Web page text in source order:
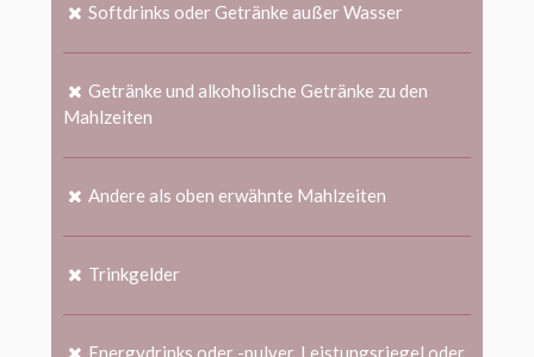
Softdrinks oder Getränke außer Wasser
Getränke und alkoholische Getränke zu den
Mahlzeiten
Andere als oben erwähnte Mahlzeiten
Trinkgelder
Energydrinks oder -pulver, Leistungsriegel oder